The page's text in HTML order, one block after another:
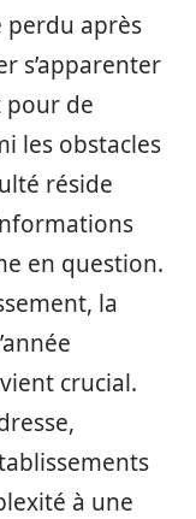
perdu après
s’apparenter
pour de
les obstacles
réside
en question.
la
crucial.
à une